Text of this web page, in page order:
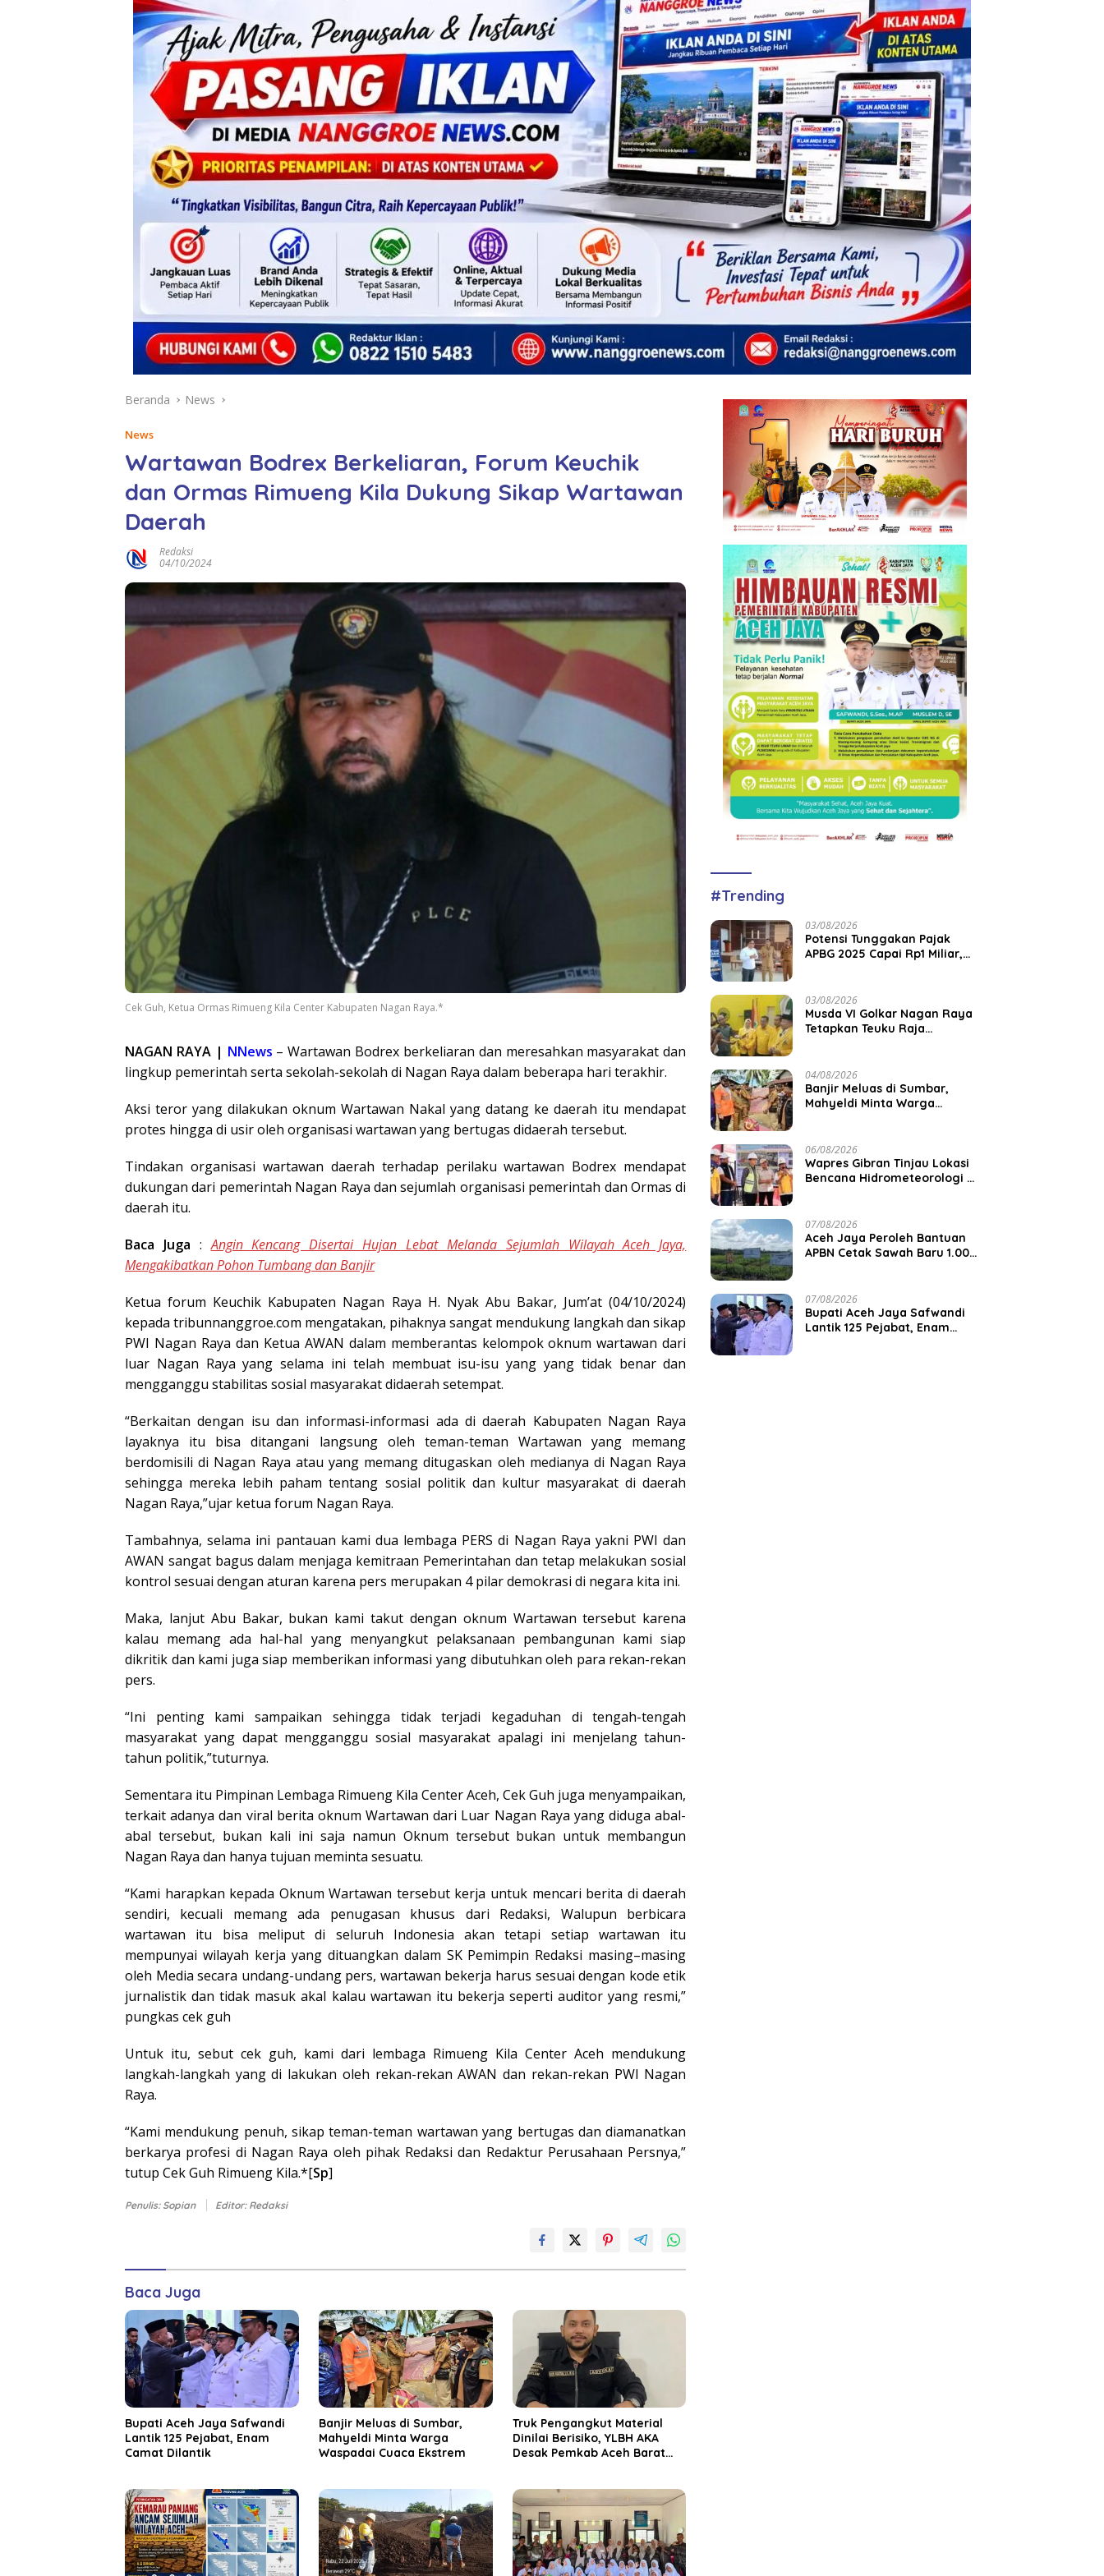
Beranda News
News
Wartawan Bodrex Berkeliaran, Forum Keuchik
dan Ormas Rimueng Kila Dukung Sikap Wartawan
Daerah
Redaksi
04/10/2024
Cek Guh, Ketua Ormas Rimueng Kila Center Kabupaten Nagan Raya.*
NAGAN RAYA | NNews – Wartawan Bodrex berkeliaran dan meresahkan masyarakat dan
lingkup pemerintah serta sekolah-sekolah di Nagan Raya dalam beberapa hari terakhir.
Aksi teror yang dilakukan oknum Wartawan Nakal yang datang ke daerah itu mendapat
protes hingga di usir oleh organisasi wartawan yang bertugas didaerah tersebut.
Tindakan organisasi wartawan daerah terhadap perilaku wartawan Bodrex mendapat
dukungan dari pemerintah Nagan Raya dan sejumlah organisasi pemerintah dan Ormas di
daerah itu.
Baca Juga :Angin Kencang Disertai Hujan Lebat Melanda Sejumlah Wilayah Aceh Jaya,
Mengakibatkan Pohon Tumbang dan Banjir
Ketua forum Keuchik Kabupaten Nagan Raya H. Nyak Abu Bakar, Jum’at (04/10/2024)
kepada tribunnanggroe.com mengatakan, pihaknya sangat mendukung langkah dan sikap
PWI Nagan Raya dan Ketua AWAN dalam memberantas kelompok oknum wartawan dari
luar Nagan Raya yang selama ini telah membuat isu-isu yang yang tidak benar dan
mengganggu stabilitas sosial masyarakat didaerah setempat.
“Berkaitan dengan isu dan informasi-informasi ada di daerah Kabupaten Nagan Raya
layaknya itu bisa ditangani langsung oleh teman-teman Wartawan yang memang
berdomisili di Nagan Raya atau yang memang ditugaskan oleh medianya di Nagan Raya
sehingga mereka lebih paham tentang sosial politik dan kultur masyarakat di daerah
Nagan Raya,”ujar ketua forum Nagan Raya.
Tambahnya, selama ini pantauan kami dua lembaga PERS di Nagan Raya yakni PWI dan
AWAN sangat bagus dalam menjaga kemitraan Pemerintahan dan tetap melakukan sosial
kontrol sesuai dengan aturan karena pers merupakan 4 pilar demokrasi di negara kita ini.
Maka, lanjut Abu Bakar, bukan kami takut dengan oknum Wartawan tersebut karena
kalau memang ada hal-hal yang menyangkut pelaksanaan pembangunan kami siap
dikritik dan kami juga siap memberikan informasi yang dibutuhkan oleh para rekan-rekan
pers.
“Ini penting kami sampaikan sehingga tidak terjadi kegaduhan di tengah-tengah
masyarakat yang dapat mengganggu sosial masyarakat apalagi ini menjelang tahun-
tahun politik,”tuturnya.
Sementara itu Pimpinan Lembaga Rimueng Kila Center Aceh, Cek Guh juga menyampaikan,
terkait adanya dan viral berita oknum Wartawan dari Luar Nagan Raya yang diduga abal-
abal tersebut, bukan kali ini saja namun Oknum tersebut bukan untuk membangun
Nagan Raya dan hanya tujuan meminta sesuatu.
“Kami harapkan kepada Oknum Wartawan tersebut kerja untuk mencari berita di daerah
sendiri, kecuali memang ada penugasan khusus dari Redaksi, Walupun berbicara
wartawan itu bisa meliput di seluruh Indonesia akan tetapi setiap wartawan itu
mempunyai wilayah kerja yang dituangkan dalam SK Pemimpin Redaksi masing–masing
oleh Media secara undang-undang pers, wartawan bekerja harus sesuai dengan kode etik
jurnalistik dan tidak masuk akal kalau wartawan itu bekerja seperti auditor yang resmi,”
pungkas cek guh
Untuk itu, sebut cek guh, kami dari lembaga Rimueng Kila Center Aceh mendukung
langkah-langkah yang di lakukan oleh rekan-rekan AWAN dan rekan-rekan PWI Nagan
Raya.
“Kami mendukung penuh, sikap teman-teman wartawan yang bertugas dan diamanatkan
berkarya profesi di Nagan Raya oleh pihak Redaksi dan Redaktur Perusahaan Persnya,”
tutup Cek Guh Rimueng Kila.*[Sp]
Penulis: Sopian Editor: Redaksi
Baca Juga
Bupati Aceh Jaya Safwandi
Lantik 125 Pejabat, Enam
Camat Dilantik
Banjir Meluas di Sumbar,
Mahyeldi Minta Warga
Waspadai Cuaca Ekstrem
Truk Pengangkut Material
Dinilai Berisiko, YLBH AKA
Desak Pemkab Aceh Barat
#Trending
03/08/2026
Potensi Tunggakan Pajak
APBG 2025 Capai Rp1 Miliar,
03/08/2026
Musda VI Golkar Nagan Raya
Tetapkan Teuku Raja
04/08/2026
Banjir Meluas di Sumbar,
Mahyeldi Minta Warga
06/08/2026
Wapres Gibran Tinjau Lokasi
Bencana Hidrometeorologi di
07/08/2026
Aceh Jaya Peroleh Bantuan
APBN Cetak Sawah Baru 1.000
07/08/2026
Bupati Aceh Jaya Safwandi
Lantik 125 Pejabat, Enam